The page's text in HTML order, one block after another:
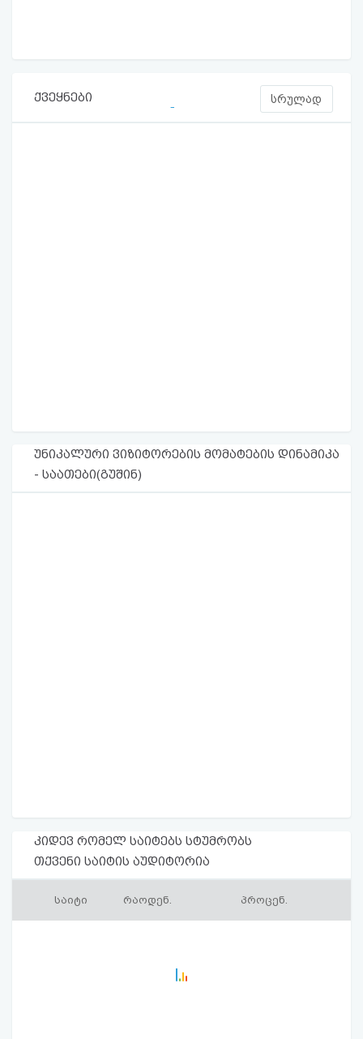
ქვეყნები სრულად
უნიკალური ვიზიტორების მომატების დინამიკა
- საათები(გუშინ)
კიდევ რომელ საიტებს სტუმრობს
თქვენი საიტის აუდიტორია
საიტი რაოდენ. პროცენ.